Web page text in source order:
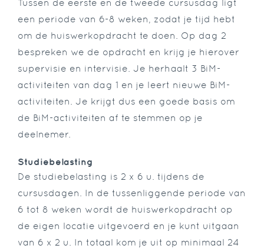
Tussen de eerste en de tweede cursusdag ligt
een periode van 6-8 weken, zodat je tijd hebt
om de huiswerkopdracht te doen. Op dag 2
bespreken we de opdracht en krijg je hierover
supervisie en intervisie. Je herhaalt 3 BiM-
activiteiten van dag 1 en je leert nieuwe BiM-
activiteiten. Je krijgt dus een goede basis om
de BiM-activiteiten af te stemmen op je
deelnemer.
Studiebelasting
De studiebelasting is 2 x 6 u. tijdens de
cursusdagen. In de tussenliggende periode van
6 tot 8 weken wordt de huiswerkopdracht op
de eigen locatie uitgevoerd en je kunt uitgaan
van 6 x 2 u. In totaal kom je uit op minimaal 24